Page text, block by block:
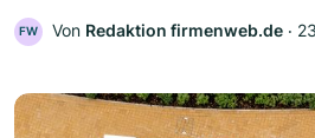
FW Von Redaktion firmenweb.de ‧